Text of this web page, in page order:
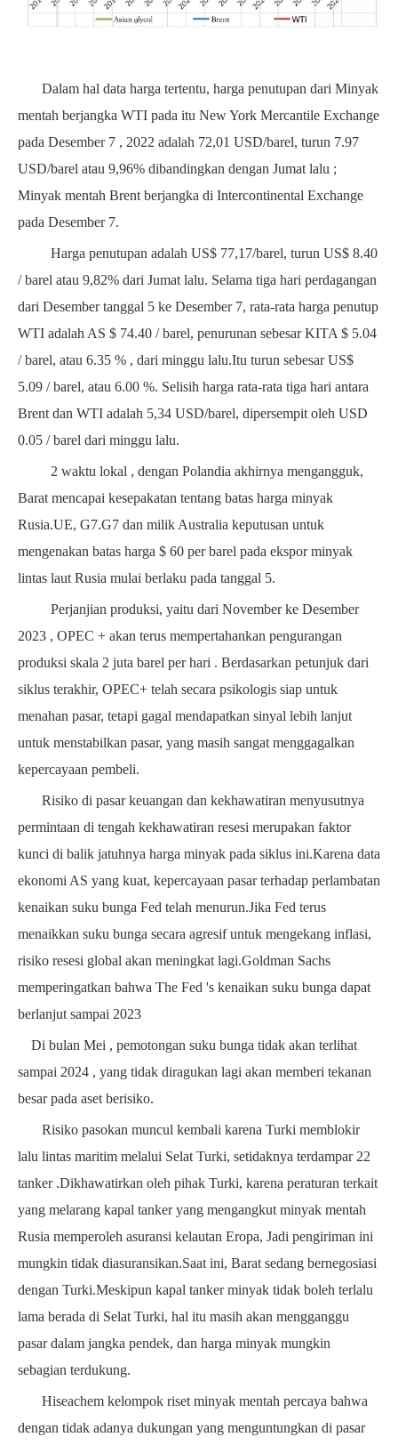
Dalam hal data harga tertentu, harga penutupan dari Minyak
mentah berjangka WTI pada itu New York Mercantile Exchange
pada Desember 7 , 2022 adalah 72,01 USD/barel, turun 7.97
USD/barel atau 9,96% dibandingkan dengan Jumat lalu ;
Minyak mentah Brent berjangka di Intercontinental Exchange
pada Desember 7.
Harga penutupan adalah US$ 77,17/barel, turun US$8.40
/ barel atau 9,82% dari Jumat lalu. Selama tiga hari perdagangan
dari Desembertanggal 5 ke Desember 7, rata-rata harga penutup
WTI adalah AS $ 74.40 / barel, penurunan sebesarKITA $ 5.04
/ barel, atau 6.35 % , dari minggu lalu.Itu turun sebesar US$
5.09 / barel, atau 6.00 %. Selisih harga rata-rata tiga hari antara
Brent dan WTI adalah 5,34 USD/barel, dipersempit oleh USD
0.05 / barel dari minggu lalu.
2waktu lokal , dengan Polandia akhirnya mengangguk,
Barat mencapai kesepakatan tentang batas harga minyak
Rusia.UE, G7.G7 dan milik Australia keputusan untuk
mengenakan batas harga $ 60 per barel pada ekspor minyak
lintas laut Rusia mulai berlaku pada tanggal 5.
Perjanjian produksi, yaitu dariNovemberkeDesember
2023 , OPEC + akan terus mempertahankan pengurangan
produksi skala 2 juta barel per hari . Berdasarkan petunjuk dari
siklus terakhir, OPEC+ telah secara psikologis siap untuk
menahan pasar, tetapi gagal mendapatkan sinyal lebih lanjut
untuk menstabilkan pasar, yang masih sangat menggagalkan
kepercayaan pembeli.
Risiko di pasar keuangan dan kekhawatiran menyusutnya
permintaan di tengah kekhawatiran resesi merupakan faktor
kunci di balik jatuhnya harga minyak pada siklus ini.Karena data
ekonomi AS yang kuat, kepercayaan pasar terhadap perlambatan
kenaikan suku bunga Fed telah menurun.Jika Fed terus
menaikkan suku bunga secara agresif untuk mengekang inflasi,
risiko resesi global akan meningkat lagi.Goldman Sachs
memperingatkan bahwa The Fed 's kenaikan suku bunga dapat
berlanjut sampai 2023
Di bulan Mei , pemotongan suku bunga tidak akan terlihat
sampai 2024 , yang tidak diragukan lagi akan memberi tekanan
besar pada aset berisiko.
Risiko pasokan muncul kembali karena Turki memblokir
lalu lintas maritim melalui Selat Turki, setidaknya terdampar 22
tanker .Dikhawatirkan oleh pihak Turki, karena peraturan terkait
yang melarang kapal tanker yang mengangkut minyak mentah
Rusia memperoleh asuransi kelautan Eropa, Jadi pengiriman ini
mungkin tidak diasuransikan.Saat ini, Barat sedang bernegosiasi
dengan Turki.Meskipun kapal tanker minyak tidak boleh terlalu
lama berada di Selat Turki, hal itu masih akan mengganggu
pasar dalam jangka pendek, dan harga minyak mungkin
sebagian terdukung.
Hiseachem kelompok riset minyak mentah percaya bahwa
dengan tidak adanya dukungan yang menguntungkan di pasar